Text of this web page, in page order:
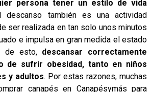
persona tener un estilo de vida
descanso también es una actividad
ser realizada en tan solo unos minutos
e impulsa en gran medida el estado
de esto, descansar correctamente
de sufrir obesidad, tanto en niños
y adultos. Por estas razones, muchas
canapés en Canapésymás para